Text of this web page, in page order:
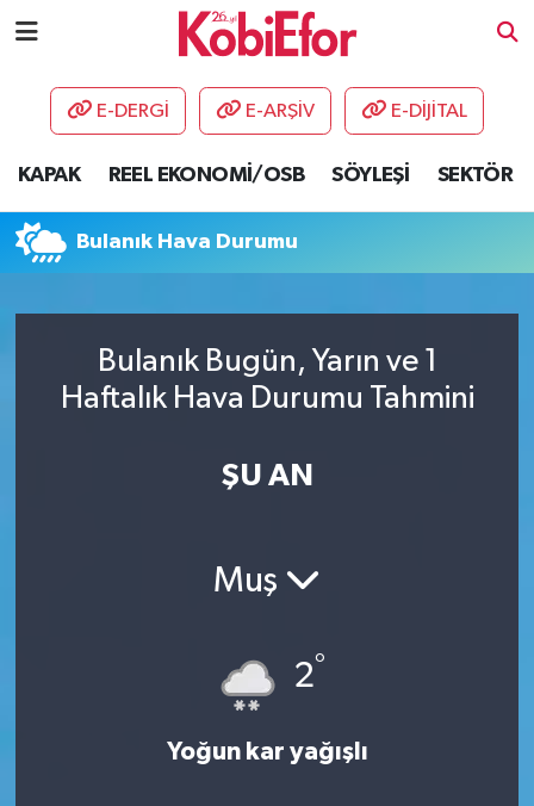
E-DERGİ E-ARŞİV E-DİJİTAL
KAPAK REEL EKONOMİ/OSB SÖYLEŞİ SEKTÖR
Bulanık Hava Durumu
Bulanık Bugün, Yarın ve 1
Haftalık Hava Durumu Tahmini
ŞU AN
Muş
2°
Yoğun kar yağışlı
AKADEMİ
DESTEK-TEŞVİK
ETKİNLİK
HABERLER